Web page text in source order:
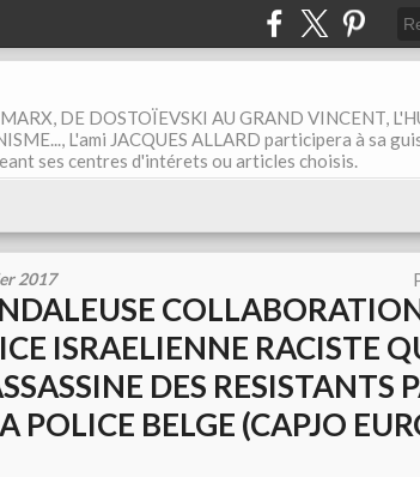
DE DOSTOÏEVSKI AU GRAND VINCENT,
L'ami JACQUES ALLARD participera à sa
ses centres d'intérets ou articles choisis.
2017
ISRAELIENNE RACISTE
DES RESISTANTS
POLICE BELGE (CAPJO